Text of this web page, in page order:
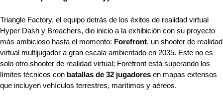
Triangle Factory, el equipo detrás de los éxitos de realidad virtual
Hyper Dash y Breachers, dio inicio a la exhibición con su proyecto
más ambicioso hasta el momento: Forefront, un shooter de realidad
virtual multijugador a gran escala ambientado en 2035. Este no es
solo otro shooter de realidad virtual; Forefront está superando los
límites técnicos con batallas de 32 jugadores en mapas extensos
que incluyen vehículos terrestres, marítimos y aéreos.